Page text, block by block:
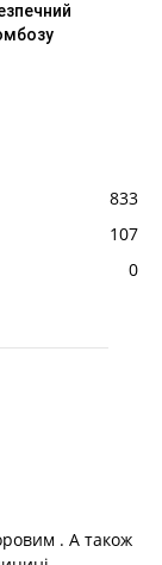
833
107
0
. А також